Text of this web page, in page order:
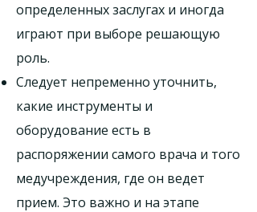
определенных заслугах и иногда
играют при выборе решающую
роль.
Следует непременно уточнить,
какие инструменты и
оборудование есть в
распоряжении самого врача и того
медучреждения, где он ведет
прием. Это важно и на этапе